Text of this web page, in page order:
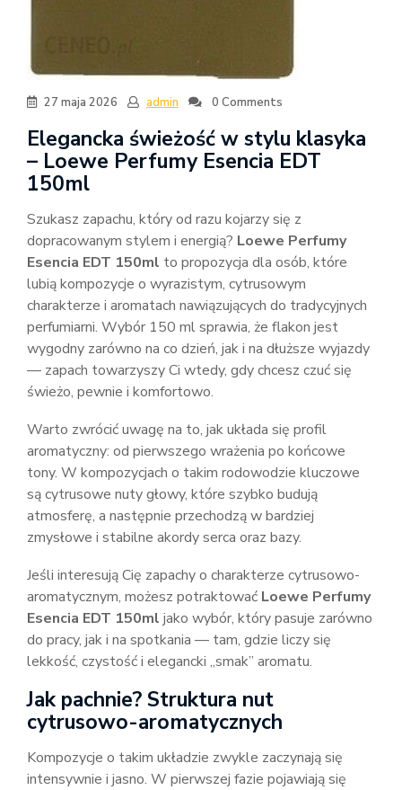
27 maja 2026 admin 0 Comments
Elegancka świeżość w stylu klasyka
– Loewe Perfumy Esencia EDT
150ml
Szukasz zapachu, który od razu kojarzy się z
dopracowanym stylem i energią? Loewe Perfumy
Esencia EDT 150ml to propozycja dla osób, które
lubią kompozycje o wyrazistym, cytrusowym
charakterze i aromatach nawiązujących do tradycyjnych
perfumiarni. Wybór 150 ml sprawia, że flakon jest
wygodny zarówno na co dzień, jak i na dłuższe wyjazdy
— zapach towarzyszy Ci wtedy, gdy chcesz czuć się
świeżo, pewnie i komfortowo.
Warto zwrócić uwagę na to, jak układa się profil
aromatyczny: od pierwszego wrażenia po końcowe
tony. W kompozycjach o takim rodowodzie kluczowe
są cytrusowe nuty głowy, które szybko budują
atmosferę, a następnie przechodzą w bardziej
zmysłowe i stabilne akordy serca oraz bazy.
Jeśli interesują Cię zapachy o charakterze cytrusowo-
aromatycznym, możesz potraktować Loewe Perfumy
Esencia EDT 150ml jako wybór, który pasuje zarówno
do pracy, jak i na spotkania — tam, gdzie liczy się
lekkość, czystość i elegancki „smak” aromatu.
Jak pachnie? Struktura nut
cytrusowo-aromatycznych
Kompozycje o takim układzie zwykle zaczynają się
intensywnie i jasno. W pierwszej fazie pojawiają się